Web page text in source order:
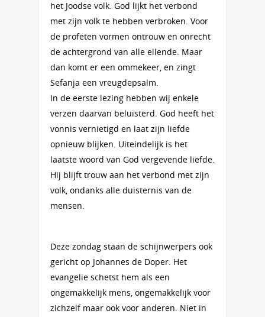
het Joodse volk. God lijkt het verbond
met zijn volk te hebben verbroken. Voor
de profeten vormen ontrouw en onrecht
de achtergrond van alle ellende. Maar
dan komt er een ommekeer, en zingt
Sefanja een vreugdepsalm.
In de eerste lezing hebben wij enkele
verzen daarvan beluisterd. God heeft het
vonnis vernietigd en laat zijn liefde
opnieuw blijken. Uiteindelijk is het
laatste woord van God vergevende liefde.
Hij blijft trouw aan het verbond met zijn
volk, ondanks alle duisternis van de
mensen.
Deze zondag staan de schijnwerpers ook
gericht op Johannes de Doper. Het
evangelie schetst hem als een
ongemakkelijk mens, ongemakkelijk voor
zichzelf maar ook voor anderen. Niet in